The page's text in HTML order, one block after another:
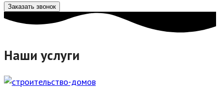
Заказать звонок
Наши услуги